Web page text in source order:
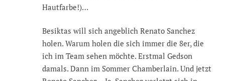
Hautfarbe!)…
Besiktas will sich angeblich Renato Sanchez
holen. Warum holen die sich immer die 8er, die
ich im Team sehen möchte. Erstmal Gedson
damals. Dann im Sommer Chamberlain. Und jetzt